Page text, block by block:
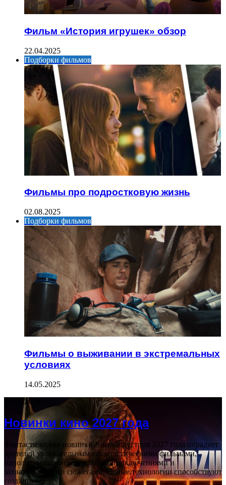
Фильм «История игрушек» обзор
22.04.2025
Подборки фильмов
Фильмы про подростковую жизнь
02.08.2025
Подборки фильмов
Фильмы о выживании в экстремальных
условиях
14.05.2025
20.01.2026
Новинки кино 2027 года
Фантастические новинки Киноиндустрия 2027 года порадует
зрителей увлекательными фантастическими фильмами,
наполненными невероятными приключениями и
захватывающими сюжетами. Новые технологии способствуют
созданию…